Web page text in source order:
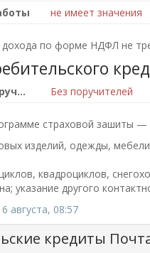
не имеет значения
по форме НДФЛ не
Необходимость залога/поручителя Без поручителей
страховой зашиты
изделий, одежды,
квадроциклов,
указание другого
августа, 08:57
кредиты